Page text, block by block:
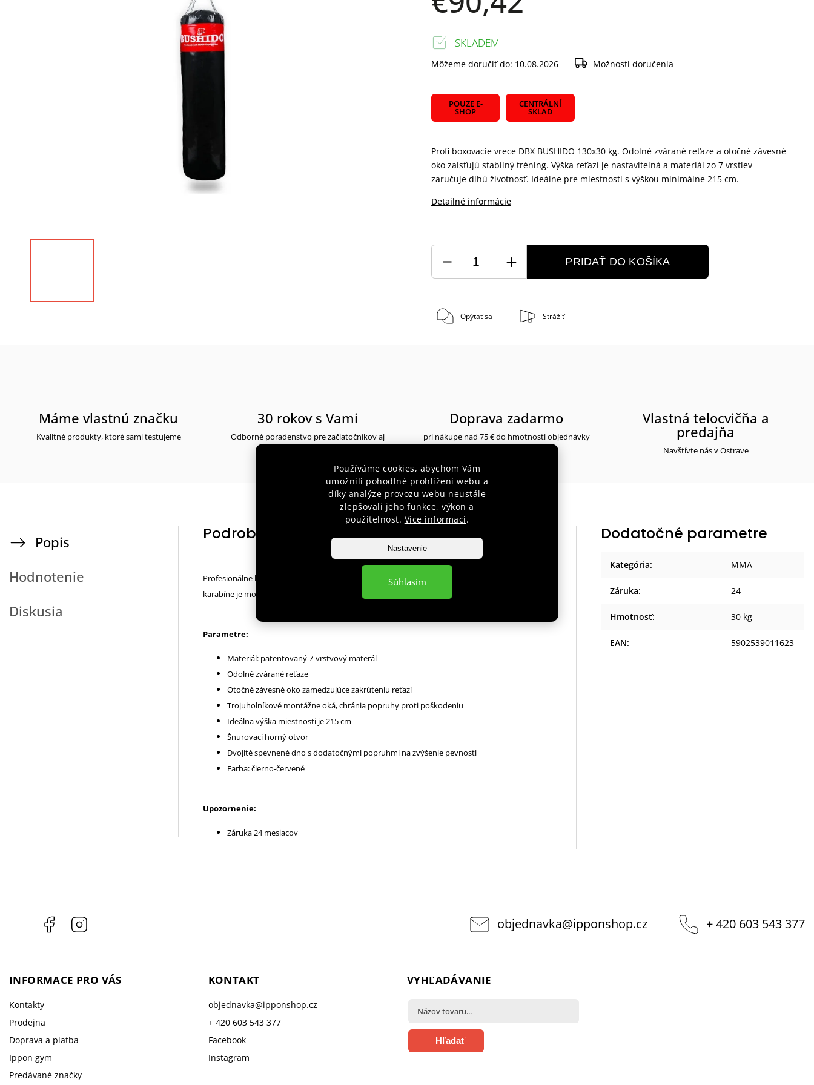
Používáme cookies, abychom Vám
umožnili pohodlné prohlížení webu a
díky analýze provozu webu neustále
zlepšovali jeho funkce, výkon a
použitelnost. Více informací.
Nastavenie
Súhlasím
POUZE E-
SHOP
CENTRÁLNÍ
SKLAD
Profi boxovacie vrece DBX BUSHIDO 130x30 kg. Odolné zvárané reťaze a otočné závesné
oko zaisťujú stabilný tréning. Výška reťazí je nastaviteľná a materiál zo 7 vrstiev
zaručuje dlhú životnosť. Ideálne pre miestnosti s výškou minimálne 215 cm.
Detailné informácie
SKLADEM
Môžeme doručiť do: 10.08.2026 Možnosti doručenia
PRIDAŤ DO KOŠÍKA
Opýtať sa Strážiť
Máme vlastnú značku
Kvalitné produkty, ktoré sami testujeme
30 rokov s Vami
Odborné poradenstvo pre začiatočníkov aj
profesionálov
Doprava zadarmo
pri nákupe nad 75 € do hmotnosti objednávky
10 kg
Vlastná telocvičňa a
predajňa
Navštívte nás v Ostrave
Popis
Hodnotenie
Diskusia
Podrobný popis
Profesionálne boxovacie vrece DBX BUSHIDO 130 x 30 kg. Dĺžka reťazí pri zavesení 45 cm (vďaka
karabíne je možné nastaviť aj kratšiu dĺžku).
Parametre:
Materiál: patentovaný 7-vrstvový materál
Odolné zvárané reťaze
Otočné závesné oko zamedzujúce zakrúteniu reťazí
Trojuholníkové montážne oká, chránia popruhy proti poškodeniu
Ideálna výška miestnosti je 215 cm
Šnurovací horný otvor
Dvojité spevnené dno s dodatočnými popruhmi na zvýšenie pevnosti
Farba: čierno-červené
Upozornenie:
Záruka 24 mesiacov
Dodatočné parametre
Kategória: MMA
Záruka: 24
Hmotnosť: 30 kg
EAN: 5902539011623
Facebook objednavka@ipponshop.cz + 420 603 543 377
INFORMACE PRO VÁS
Kontakty
Prodejna
Doprava a platba
Ippon gym
Predávané značky
KONTAKT
objednavka@ipponshop.cz
+ 420 603 543 377
Facebook
Instagram
VYHĽADÁVANIE
Hľadať